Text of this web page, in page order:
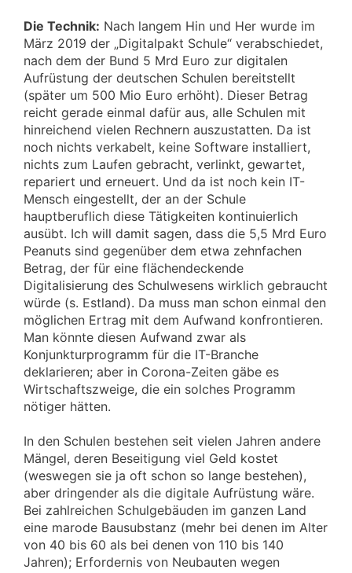
Die Technik: Nach langem Hin und Her wurde im
März 2019 der „Digitalpakt Schule“ verabschiedet,
nach dem der Bund 5 Mrd Euro zur digitalen
Aufrüstung der deutschen Schulen bereitstellt
(später um 500 Mio Euro erhöht). Dieser Betrag
reicht gerade einmal dafür aus, alle Schulen mit
hinreichend vielen Rechnern auszustatten. Da ist
noch nichts verkabelt, keine Software installiert,
nichts zum Laufen gebracht, verlinkt, gewartet,
repariert und erneuert. Und da ist noch kein IT-
Mensch eingestellt, der an der Schule
hauptberuflich diese Tätigkeiten kontinuierlich
ausübt. Ich will damit sagen, dass die 5,5 Mrd Euro
Peanuts sind gegenüber dem etwa zehnfachen
Betrag, der für eine flächendeckende
Digitalisierung des Schulwesens wirklich gebraucht
würde (s. Estland). Da muss man schon einmal den
möglichen Ertrag mit dem Aufwand konfrontieren.
Man könnte diesen Aufwand zwar als
Konjunkturprogramm für die IT-Branche
deklarieren; aber in Corona-Zeiten gäbe es
Wirtschaftszweige, die ein solches Programm
nötiger hätten.
In den Schulen bestehen seit vielen Jahren andere
Mängel, deren Beseitigung viel Geld kostet
(weswegen sie ja oft schon so lange bestehen),
aber dringender als die digitale Aufrüstung wäre.
Bei zahlreichen Schulgebäuden im ganzen Land
eine marode Bausubstanz (mehr bei denen im Alter
von 40 bis 60 als bei denen von 110 bis 140
Jahren); Erfordernis von Neubauten wegen